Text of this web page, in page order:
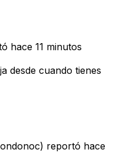
hace 11 minutos
desde cuando tienes
reportó hace